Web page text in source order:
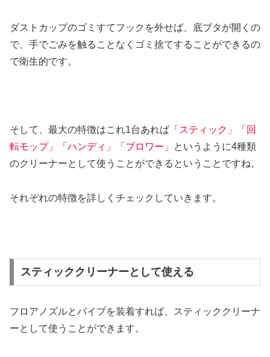
ダストカップのゴミすてフックを外せば、底ブタが開くの
で、手でごみを触ることなくゴミ捨てすることができるの
で衛生的です。
そして、最大の特徴はこれ1台あれば 「スティック」「回
転モップ」「ハンディ」「ブロワー」
というように4種類
のクリーナーとして使うことができるということですね。
それぞれの特徴を詳しくチェックしていきます。
スティッククリーナーとして使える
フロアノズルとパイプを装着すれば、スティッククリーナ
ーとして使うことができます。